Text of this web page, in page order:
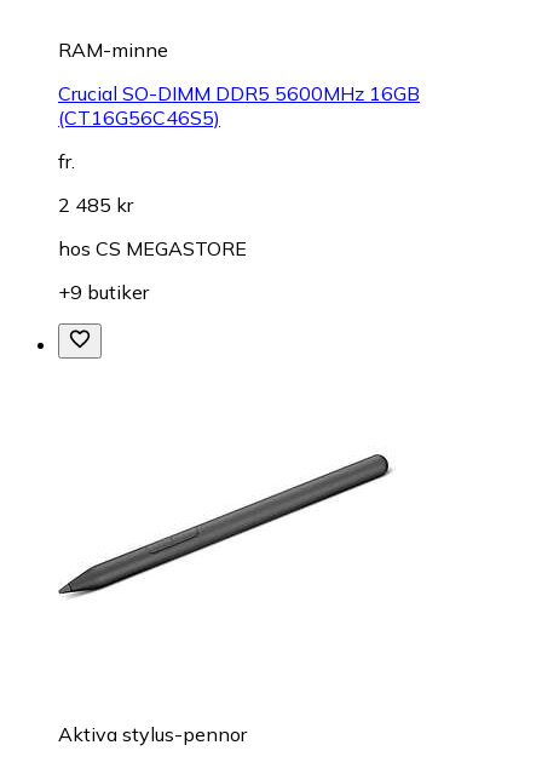
RAM-minne
Crucial SO-DIMM DDR5 5600MHz 16GB
(CT16G56C46S5)
fr.
2 485 kr
hos CS MEGASTORE
+9 butiker
Aktiva stylus-pennor